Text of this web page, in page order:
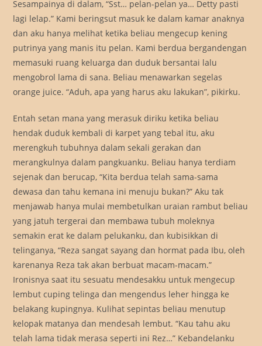
Sesampainya di dalam, “Sst… pelan-pelan ya… Detty pasti
lagi lelap.” Kami beringsut masuk ke dalam kamar anaknya
dan aku hanya melihat ketika beliau mengecup kening
putrinya yang manis itu pelan. Kami berdua bergandengan
memasuki ruang keluarga dan duduk bersantai lalu
mengobrol lama di sana. Beliau menawarkan segelas
orange juice. “Aduh, apa yang harus aku lakukan”, pikirku.
Entah setan mana yang merasuk diriku ketika beliau
hendak duduk kembali di karpet yang tebal itu, aku
merengkuh tubuhnya dalam sekali gerakan dan
merangkulnya dalam pangkuanku. Beliau hanya terdiam
sejenak dan berucap, “Kita berdua telah sama-sama
dewasa dan tahu kemana ini menuju bukan?” Aku tak
menjawab hanya mulai membetulkan uraian rambut beliau
yang jatuh tergerai dan membawa tubuh moleknya
semakin erat ke dalam pelukanku, dan kubisikkan di
telinganya, “Reza sangat sayang dan hormat pada Ibu, oleh
karenanya Reza tak akan berbuat macam-macam.”
Ironisnya saat itu sesuatu mendesakku untuk mengecup
lembut cuping telinga dan mengendus leher hingga ke
belakang kupingnya. Kulihat sepintas beliau menutup
kelopak matanya dan mendesah lembut. “Kau tahu aku
telah lama tidak merasa seperti ini Rez…” Kebandelanku